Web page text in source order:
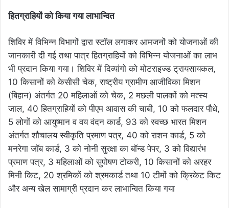
हितग्राहियों को किया गया लाभान्वित
शिविर में विभिन्न विभागों द्वारा स्टॉल लगाकर आमजनों को योजनाओं की
जानकारी दी गई तथा पात्र हितग्राहियों को विभिन्न योजनाओं का लाभ
भी प्रदान किया गया। शिविर में दिव्यांगो को मोटराइज्ड ट्रायसायकल,
10 किसानों को केसीसी चेक, राष्ट्रीय ग्रामीण आजीविका मिशन
(बिहान) अंतर्गत 20 महिलाओं को चेक, 2 मछली पालकों को मत्स्य
जाल, 40 हितग्राहियों को पीएम आवास की चाबी, 10 को फलदार पौधे,
5 लोगों को आयुष्मान व वय वंदन कार्ड, 93 को स्वच्छ भारत मिशन
अंतर्गत शौचालय स्वीकृति प्रमाण पत्र, 40 को राशन कार्ड, 5 को
मनरेगा जॉब कार्ड, 3 को नोनी सुरक्षा का बॉन्ड पेपर, 3 को विद्यारंभ
प्रमाण पत्र, 3 महिलाओं को सुपोषण टोकरी, 10 किसानों को अरहर
मिनी किट, 20 श्रमिकों को श्रमकार्ड तथा 10 टीमों को क्रिकेट किट
और अन्य खेल सामाग्री प्रदान कर लाभान्वित किया गया